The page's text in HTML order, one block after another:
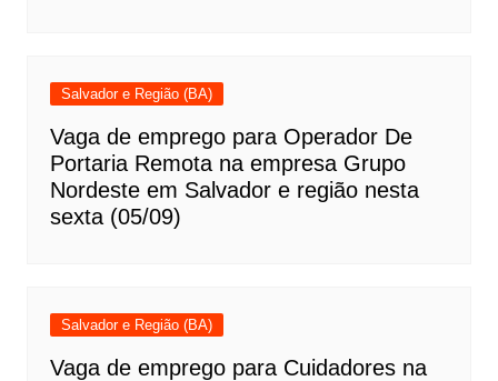
Salvador e Região (BA)
Vaga de emprego para Operador De
Portaria Remota na empresa Grupo
Nordeste em Salvador e região nesta
sexta (05/09)
Salvador e Região (BA)
Vaga de emprego para Cuidadores na